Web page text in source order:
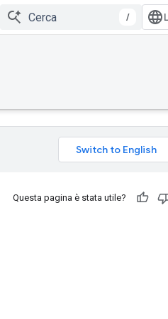
/
Questa pagina è stata utile?